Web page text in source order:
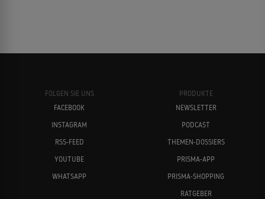
FOLGEN SIE UNS
FACEBOOK
INSTAGRAM
RSS-FEED
YOUTUBE
WHATSAPP
PRODUKTE
NEWSLETTER
PODCAST
THEMEN-DOSSIERS
PRISMA-APP
PRISMA-SHOPPING
RATGEBER